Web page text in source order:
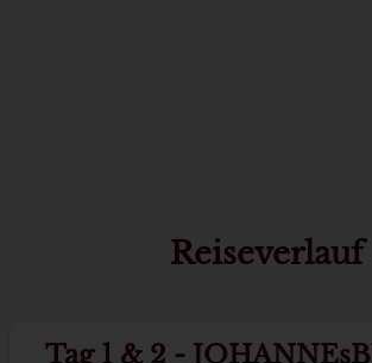
Reiseverlauf
Tag 1 & 2 -